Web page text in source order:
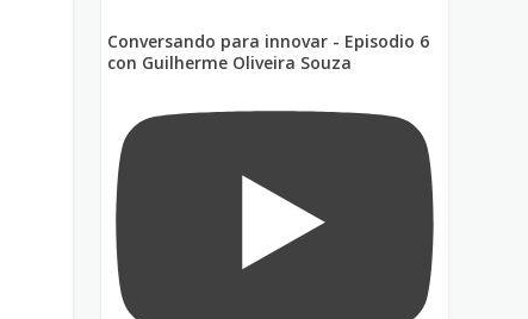
Conversando para innovar - Episodio 6
con Guilherme Oliveira Souza